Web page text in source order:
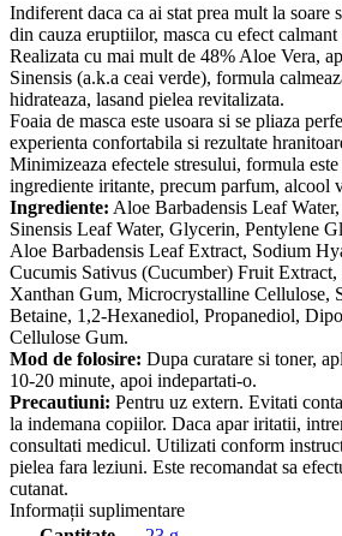
Indiferent daca ca ai stat prea mult la soare
din cauza eruptiilor, masca cu efect calmant
Realizata cu mai mult de 48% Aloe Vera,
Sinensis (a.k.a ceai verde), formula
hidrateaza, lasand pielea revitalizata.
Foaia de masca este usoara si se pliaza
experienta confortabila si rezultate
Minimizeaza efectele stresului, formula
ingrediente iritante, precum parfum, alcool
Ingrediente: Aloe Barbadensis Leaf
Sinensis Leaf Water, Glycerin, Pentylene
Aloe Barbadensis Leaf Extract, Sodium
Cucumis Sativus (Cucumber) Fruit
Xanthan Gum, Microcrystalline Cellulose,
Betaine, 1,2-Hexanediol, Propanediol,
Cellulose Gum.
Mod de folosire: Dupa curatare si toner,
10-20 minute, apoi indepartati-o.
Precautiuni: Pentru uz extern. Evitati
la indemana copiilor. Daca apar iritatii,
consultati medicul. Utilizati conform
pielea fara leziuni. Este recomandat sa
cutanat.
Informații suplimentare